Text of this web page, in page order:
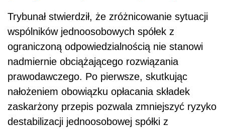
Trybunał stwierdził, że zróżnicowanie sytuacji
wspólników jednoosobowych spółek z
ograniczoną odpowiedzialnością nie stanowi
nadmiernie obciążającego rozwiązania
prawodawczego. Po pierwsze, skutkując
nałożeniem obowiązku opłacania składek
zaskarżony przepis pozwala zmniejszyć ryzyko
destabilizacji jednoosobowej spółki z